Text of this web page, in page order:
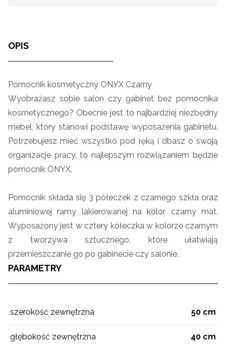
OPIS
Pomocnik kosmetyczny ONYX Czarny
Wyobrażasz sobie salon czy gabinet bez pomocnika
kosmetycznego? Obecnie jest to najbardziej niezbędny
mebel, który stanowi podstawę wyposażenia gabinetu.
Potrzebujesz mieć wszystko pod ręką i dbasz o swoją
organizacje pracy, to najlepszym rozwiązaniem będzie
pomocnik ONYX.
Pomocnik składa się 3 półeczek z czarnego szkła oraz
aluminiowej ramy lakierowanej na kolor czarny mat.
Wyposażony jest w cztery kółeczka w kolorze czarnym
z tworzywa sztucznego, które ułatwiają
przemieszczanie go po gabinecie czy salonie.
PARAMETRY
szerokość zewnętrzna 50 cm
głębokość zewnętrzna 40 cm